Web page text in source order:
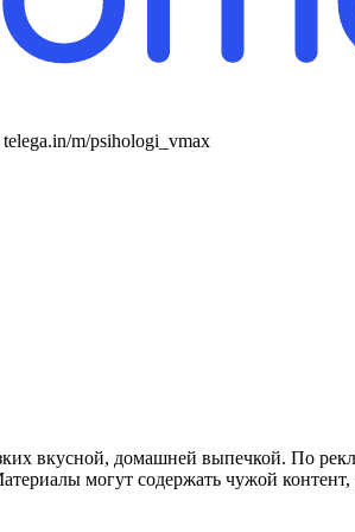
m/psihologi_vmax
вкусной, домашней выпечкой. По
могут содержать чужой